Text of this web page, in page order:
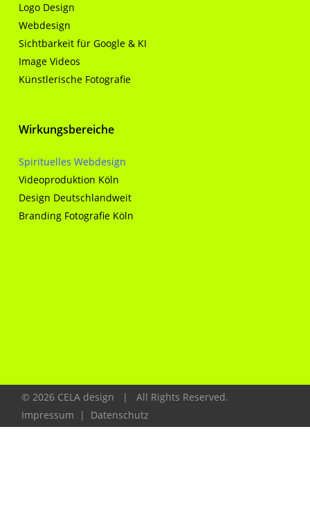
Logo Design
Webdesign
Sichtbarkeit für Google & KI
Image Videos
Künstlerische Fotografie
Wirkungsbereiche
Spirituelles Webdesign
Videoproduktion Köln
Design Deutschlandweit
Branding Fotografie Köln
© 2026 CELA design | All Rights Reserved.
Impressum
| Datenschutz